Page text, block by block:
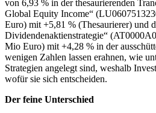
von 6,93 % in der thesaurierenden
Global Equity Income“
Euro) mit +5,81 % (Thesaurierer) und
Dividendenaktienstrategie“
Mio Euro) mit +4,28 % in der
wenigen Zahlen lassen erahnen, wie
Strategien angelegt sind, weshalb
wofür sie sich entscheiden.
Der feine Unterschied